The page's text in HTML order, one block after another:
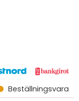
Beställningsvara